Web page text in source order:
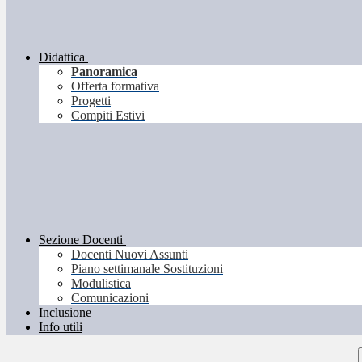
Didattica
Panoramica
Offerta formativa
Progetti
Compiti Estivi
Sezione Docenti
Docenti Nuovi Assunti
Piano settimanale Sostituzioni
Modulistica
Comunicazioni
Inclusione
Info utili